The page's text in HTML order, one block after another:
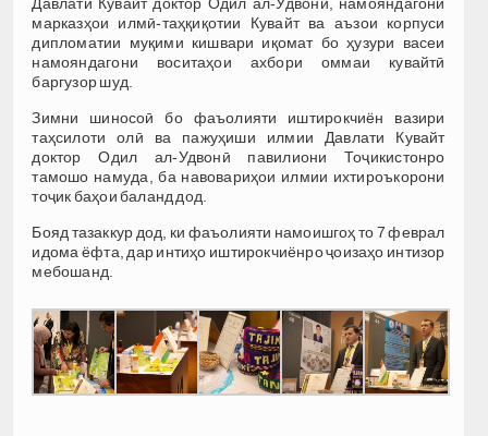
марказҳои илмӣ-таҳқиқотии Кувайт ва аъзои корпуси
дипломатии муқими кишвари иқомат бо ҳузури васеи
намояндагони воситаҳои ахбори оммаи кувайтӣ
баргузор шуд.
Зимни шиносоӣ бо фаъолияти иштирокчиён вазири
таҳсилоти олӣ ва пажуҳиши илмии Давлати Кувайт
доктор Одил ал-Удвонӣ павилиони Тоҷикистонро
тамошо намуда, ба навовариҳои илмии ихтироъкорони
тоҷик баҳои баланд дод.
Бояд тазаккур дод, ки фаъолияти намоишгоҳ то 7 феврал
идома ёфта, дар интиҳо иштирокчиёнро ҷоизаҳо интизор
мебошанд.